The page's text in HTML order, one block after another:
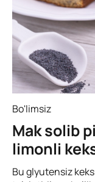
Bo'limsiz
Mak solib
limonli
Bu glyutensiz